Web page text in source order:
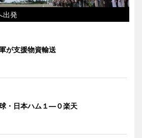
出発
が支援物資輸送
・日本ハム１―０楽天